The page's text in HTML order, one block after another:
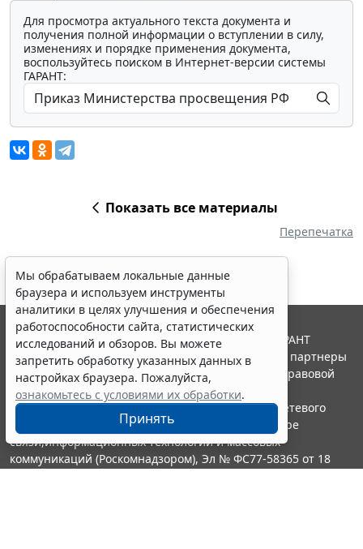
Для просмотра актуального текста документа и
получения полной информации о вступлении в силу,
изменениях и порядке применения документа,
воспользуйтесь поиском в Интернет-версии системы
ГАРАНТ:
Показать все материалы
Перепечатка
Мы обрабатываем локальные данные
браузера и используем инструменты
аналитики в целях улучшения и обеспечения
работоспособности сайта, статистических
исследований и обзоров. Вы можете
запретить обработку указанных данных в
настройках браузера. Пожалуйста,
ознакомьтесь с условиями их обработки.
Принять
© ООО "НПП "ГАРАНТ-СЕРВИС", 2026. Система ГАРАНТ
выпускается с 1990 года. Компания "Гарант" и ее партнеры
являются участниками Российской ассоциации правовой
информации ГАРАНТ.
Портал ГАРАНТ.РУ зарегистрирован в качестве сетевого
издания Федеральной службой по надзору в сфере
связи,информационных технологий и массовых
коммуникаций (Роскомнадзором), Эл № ФС77-58365 от 18